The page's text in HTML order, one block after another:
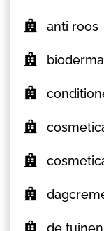
anti roos
de tuinen